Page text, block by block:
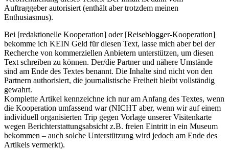
Auftraggeber autorisiert (enthält aber trotzdem meinen
Enthusiasmus).
Bei [redaktionelle Kooperation] oder [Reiseblogger-Kooperation]
bekomme ich KEIN Geld für diesen Text, lasse mich aber bei der
Recherche von kommerziellen Anbietern unterstützen, um diesen
Text schreiben zu können. Der/die Partner und nähere Umstände
sind am Ende des Textes benannt. Die Inhalte sind nicht von den
Partnern authorisiert, die journalistische Freiheit bleibt vollständig
gewahrt.
Komplette Artikel kennzeichne ich nur am Anfang des Textes, wenn
die Kooperation umfassend war (NICHT aber, wenn wir auf einem
individuell organisierten Trip gegen Vorlage unserer Visitenkarte
wegen Berichterstattungsabsicht z.B. freien Eintritt in ein Museum
bekommen – auch solche Unterstützung wird jedoch am Ende des
Artikels vermerkt).